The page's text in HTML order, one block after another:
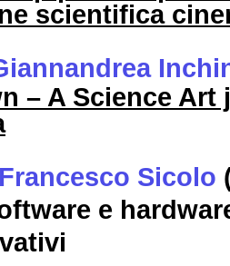
scientifica
– A Science Art
Francesco Sicolo
e